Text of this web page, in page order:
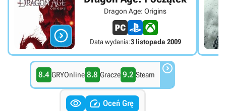

Dragon Age: Origins
Data wydania:3 listopada 2009
8.4 GRYOnline 8.8 Gracze 9.2 Steam 
  Oceń Grę